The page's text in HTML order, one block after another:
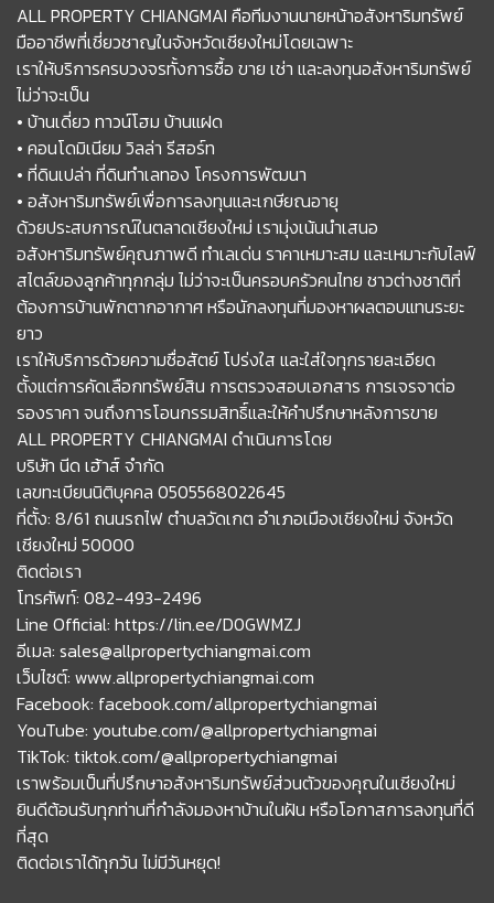
ALL PROPERTY CHIANGMAI คือทีมงานนายหน้าอสังหาริมทรัพย์
มืออาชีพที่เชี่ยวชาญในจังหวัดเชียงใหม่โดยเฉพาะ
เราให้บริการครบวงจรทั้งการซื้อ ขาย เช่า และลงทุนอสังหาริมทรัพย์
ไม่ว่าจะเป็น
• บ้านเดี่ยว ทาวน์โฮม บ้านแฝด
• คอนโดมิเนียม วิลล่า รีสอร์ท
• ที่ดินเปล่า ที่ดินทำเลทอง โครงการพัฒนา
• อสังหาริมทรัพย์เพื่อการลงทุนและเกษียณอายุ
ด้วยประสบการณ์ในตลาดเชียงใหม่ เรามุ่งเน้นนำเสนอ
อสังหาริมทรัพย์คุณภาพดี ทำเลเด่น ราคาเหมาะสม และเหมาะกับไลฟ์
สไตล์ของลูกค้าทุกกลุ่ม ไม่ว่าจะเป็นครอบครัวคนไทย ชาวต่างชาติที่
ต้องการบ้านพักตากอากาศ หรือนักลงทุนที่มองหาผลตอบแทนระยะ
ยาว
เราให้บริการด้วยความซื่อสัตย์ โปร่งใส และใส่ใจทุกรายละเอียด
ตั้งแต่การคัดเลือกทรัพย์สิน การตรวจสอบเอกสาร การเจรจาต่อ
รองราคา จนถึงการโอนกรรมสิทธิ์และให้คำปรึกษาหลังการขาย
ALL PROPERTY CHIANGMAI ดำเนินการโดย
บริษัท นีด เฮ้าส์ จำกัด
เลขทะเบียนนิติบุคคล 0505568022645
ที่ตั้ง: 8/61 ถนนรถไฟ ตำบลวัดเกต อำเภอเมืองเชียงใหม่ จังหวัด
เชียงใหม่ 50000
ติดต่อเรา
โทรศัพท์: 082-493-2496
Line Official: https://lin.ee/D0GWMZJ
อีเมล: sales@allpropertychiangmai.com
เว็บไซต์: www.allpropertychiangmai.com
Facebook: facebook.com/allpropertychiangmai
YouTube: youtube.com/@allpropertychiangmai
TikTok: tiktok.com/@allpropertychiangmai
เราพร้อมเป็นที่ปรึกษาอสังหาริมทรัพย์ส่วนตัวของคุณในเชียงใหม่
ยินดีต้อนรับทุกท่านที่กำลังมองหาบ้านในฝัน หรือโอกาสการลงทุนที่ดี
ที่สุด
ติดต่อเราได้ทุกวัน ไม่มีวันหยุด!